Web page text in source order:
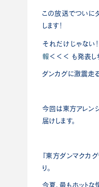
この放送でついに
します！
それだけじゃない
報 ＜＜＜ も発表し
ダンカグに激震走る
今回は東方アレン
届けします。
『東方ダンマクカ
り。
今夏、最もホットな